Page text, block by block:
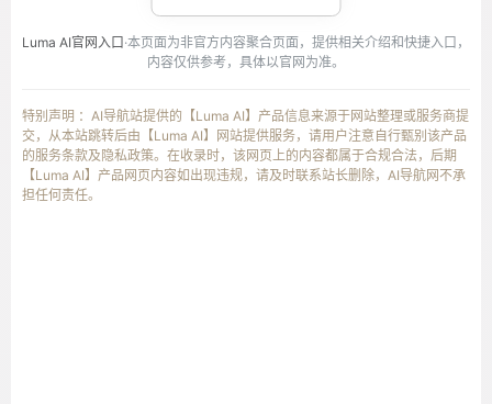
Luma AI官网入口 ·本页面为非官方内容聚合页面，提供相关介绍和快捷入口，
内容仅供参考，具体以官网为准。
特别声明 ：AI导航站提供的【Luma AI】产品信息来源于网站整理或服务商提
交，从本站跳转后由【Luma AI】网站提供服务，请用户注意自行甄别该产品
的服务条款及隐私政策。在收录时，该网页上的内容都属于合规合法，后期
【Luma AI】产品网页内容如出现违规，请及时联系站长删除，AI导航网不承
担任何责任。